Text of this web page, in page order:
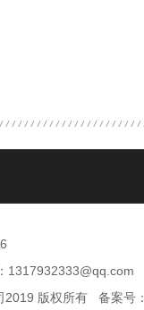
1317932333@qq.com
2019 版权所有 备案号：